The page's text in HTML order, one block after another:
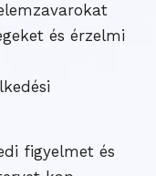
és érzelmi
figyelmet és